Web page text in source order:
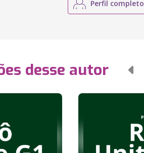
Perfil completo
desse autor